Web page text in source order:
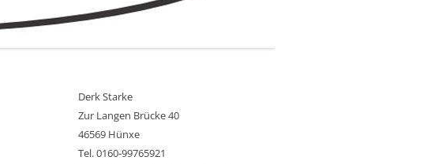
Derk Starke
Zur Langen Brücke 40
46569 Hünxe
Tel. 0160-99765921